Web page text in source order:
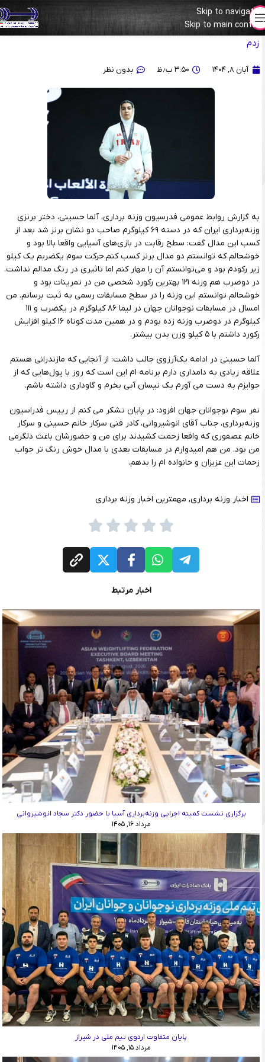
Skip to navigation
Skip to main content
آلما حسینی: یک روز نیسان آبی می‌خرم/ بهترین رکوردهایم را در بحرین
زدم
آبان ۸, ۱۴۰۴ ۳:۵۰ ب٫ظ بدون نظر
به گزارش روابط عمومی فدرسیون وزنه برداری، آلما حسینی، دختر برنزی
وزنه‌برداری ایران که در دسته ۶۹ کیلوگرم صاحب دو نشان برنز شد بعد از
کسب این مدال گفت: سطح رقابت در بازی‌های آسیایی واقعا بالا بود و
خوشحالم که توانستم دو مدال برنز کسب کنم.حرکت سوم یکضربم یک کیلو
زیر رکودم بود و می‌توانستم آن را مهار کنم اما تاثیری در رنگ مدالم نداشت.
در دوضرب هم وزنه ۱۲۱ بهترین رکورد شخصی من در تمرینات بود و
خوشحالم توانستم این وزنه را در سطح مسابقات رسمی به ثبت برسانم. من
امسال در مسابقات نوجوانان جهان در لیما ۸۶ کیلوگرم در یکضرب و ۱۱۱
کیلوگرم در دوضرب وزنه زده بودم و در همین مدت کوتاه ۱۶ کیلو افزایش
رکورد داشتم با ۵ کیلو وزن بدن بیشتر.
آلما حسینی در ادامه یک‌آرزوی جالب داشت: از آنجایی که مازندرانی هستم
علاقه زیادی به دامداری دارم برنامه ام این است که روز با پول‌هایی که از
جوایزم به دست می آورم یک نیسان آبی بخرم و گاوداری داشته باشم.
نفر سوم نوجوانان جهان افزود: در پایان تشکر می کنم از رییس فدراسیون
وزنه‌برداری، جناب آقای انوشیروانی، کادر فنی سرکار خانم حسینی و سرکار
خانم عصفوری که واقعا زحمت کشیدند برای من و حضورشان باعث دلگرمی
من بود. من هم امیدوارم در مسابقات بعدی با مدال خوش رنگ تر جواب
زحمات این عزیزان و خانواده ام را بدهم.
اخبار وزنه برداری, مهمترین اخبار وزنه برداری
اخبار مرتبط
برگزاری نشست کمیته اجرایی وزنه‌برداری آسیا با حضور دکتر سجاد انوشیروانی
مرداد ۱۶, ۱۴۰۵
پایان متفاوت اردوی تیم ملی در شیراز
مرداد ۱۵, ۱۴۰۵